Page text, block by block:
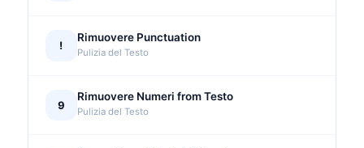
!
Rimuovere Punctuation
Pulizia del Testo
9
Rimuovere Numeri from Testo
Pulizia del Testo